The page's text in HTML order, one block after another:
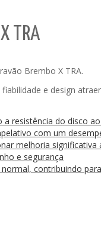
TRA
Brembo X TRA.
e design
resistência do disco
com um
melhoria
e segurança
contribuindo